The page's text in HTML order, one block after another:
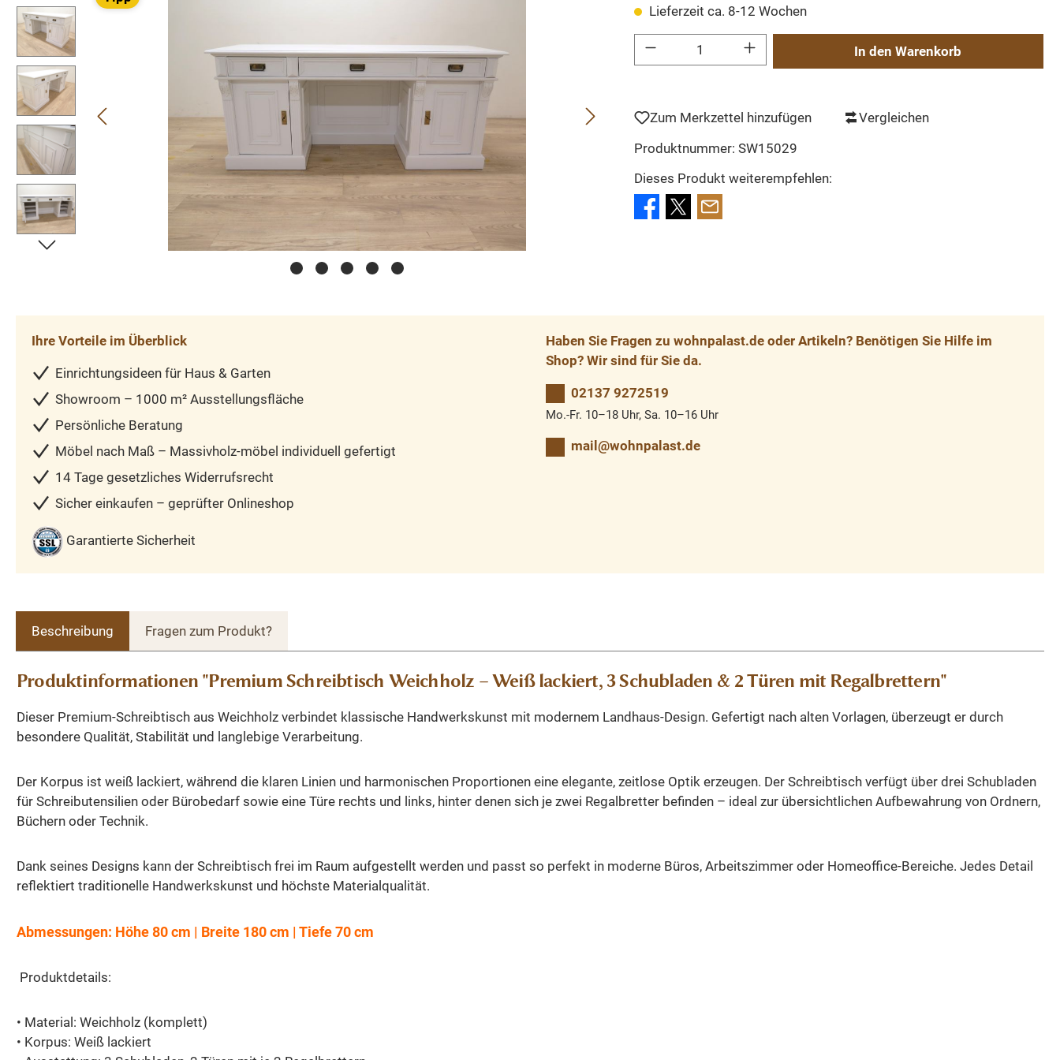
Lieferzeit ca. 8-12 Wochen
Produkt Anzahl: Gib den gewünschten Wert ein oder benutze die Schaltflächen um die Anzahl zu
In den Warenkorb
Zum Merkzettel hinzufügen
Vergleichen
Produktnummer: SW15029
Dieses Produkt weiterempfehlen:
Ihre Vorteile im Überblick
Einrichtungsideen für Haus & Garten
Showroom – 1000 m² Ausstellungsfläche
Persönliche Beratung
Möbel nach Maß – Massivholz-möbel individuell gefertigt
14 Tage gesetzliches Widerrufsrecht
Sicher einkaufen – geprüfter Onlineshop
Garantierte Sicherheit
Haben Sie Fragen zu wohnpalast.de oder Artikeln? Benötigen Sie Hilfe im
Shop? Wir sind für Sie da.
02137 9272519
Mo.-Fr. 10–18 Uhr, Sa. 10–16 Uhr
mail@wohnpalast.de
Beschreibung Fragen zum Produkt?
Produktinformationen "Premium Schreibtisch Weichholz – Weiß lackiert, 3 Schubladen & 2 Türen mit Regalbrettern"
Dieser Premium-Schreibtisch aus Weichholz verbindet klassische Handwerkskunst mit modernem Landhaus-Design. Gefertigt nach alten Vorlagen, überzeugt er durch
besondere Qualität, Stabilität und langlebige Verarbeitung.
Der Korpus ist weiß lackiert, während die klaren Linien und harmonischen Proportionen eine elegante, zeitlose Optik erzeugen. Der Schreibtisch verfügt über drei Schubladen
für Schreibutensilien oder Bürobedarf sowie eine Türe rechts und links, hinter denen sich je zwei Regalbretter befinden – ideal zur übersichtlichen Aufbewahrung von Ordnern,
Büchern oder Technik.
Dank seines Designs kann der Schreibtisch frei im Raum aufgestellt werden und passt so perfekt in moderne Büros, Arbeitszimmer oder Homeoffice-Bereiche. Jedes Detail
reflektiert traditionelle Handwerkskunst und höchste Materialqualität.
Abmessungen: Höhe 80 cm | Breite 180 cm | Tiefe 70 cm
Produktdetails:
• Material: Weichholz (komplett)
• Korpus: Weiß lackiert